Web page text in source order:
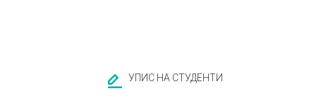
УПИС НА СТУДЕНТИ